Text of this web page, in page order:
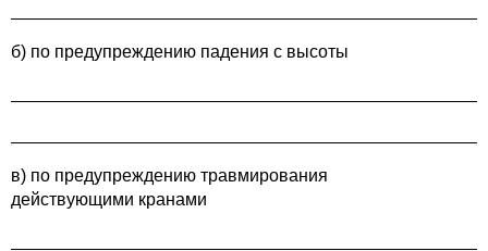
б) по предупреждению падения с высоты
в) по предупреждению травмирования
действующими кранами